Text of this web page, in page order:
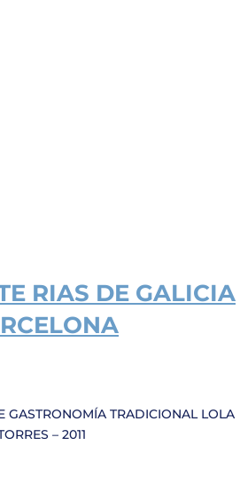
RIAS DE GALICIA
GASTRONOMÍA TRADICIONAL LOLA
– 2011